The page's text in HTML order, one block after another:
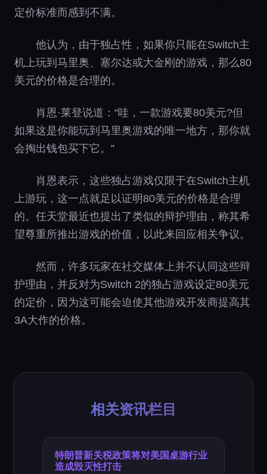
定价标准而感到不满。
他认为，由于独占性，如果你只能在Switch主
机上玩到马里奥、塞尔达或大金刚的游戏，那么80
美元的价格是合理的。
肖恩·莱登说道：“哇，一款游戏要80美元?但
如果这是你能玩到马里奥游戏的唯一地方，那你就
会掏出钱包买下它。”
肖恩表示，这些独占游戏仅限于在Switch主机
上游玩，这一点就足以证明80美元的价格是合理
的。任天堂最近也提出了类似的辩护理由，称其希
望尊重所推出游戏的价值，以此来回应相关争议。
然而，许多玩家在社交媒体上并不认同这些辩
护理由，并反对为Switch 2的独占游戏设定80美元
的定价，因为这可能会迫使其他游戏开发商提高其
3A大作的价格。
相关资讯栏目
特朗普新关税政策将对美国桌游行业
造成毁灭性打击